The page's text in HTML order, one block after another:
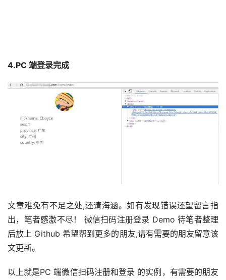
4.PC 端登录完成
文章难免有不足之处,还请海涵。如有发现错误还望留言指
出，笔者感激不尽！ 微信扫码注册登录 Demo 待笔者整理
后放上 Github 希望帮到更多的朋友,请有需要的朋友留意该
文更新。
以上就是PC 端微信扫码注册和登录 的实例，有需要的朋友